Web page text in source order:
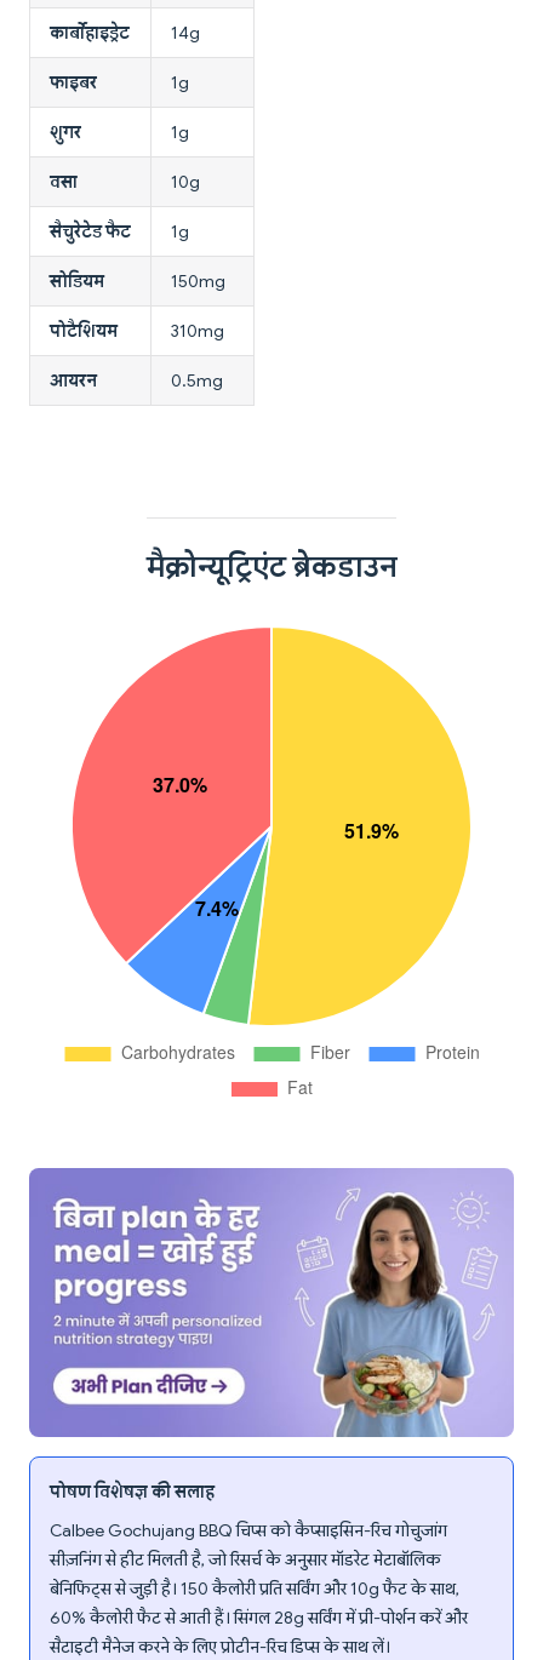
कार्बोहाइड्रेट 14g
फाइबर 1g
शुगर 1g
वसा 10g
सैचुरेटेड फैट 1g
सोडियम 150mg
पोटैशियम 310mg
आयरन 0.5mg
मैक्रोन्यूट्रिएंट ब्रेकडाउन
पोषण विशेषज्ञ की सलाह
Calbee Gochujang BBQ चिप्स को कैप्साइसिन-रिच गोचुजांग
सीज़निंग से हीट मिलती है, जो रिसर्च के अनुसार मॉडरेट मेटाबॉलिक
बेनिफिट्स से जुड़ी है। 150 कैलोरी प्रति सर्विंग और 10g फैट के साथ,
60% कैलोरी फैट से आती हैं। सिंगल 28g सर्विंग में प्री-पोर्शन करें और
सैटाइटी मैनेज करने के लिए प्रोटीन-रिच डिप्स के साथ लें।